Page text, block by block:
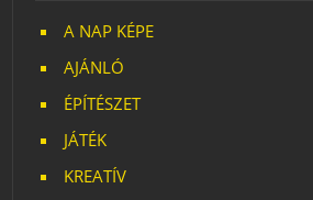
A NAP KÉPE
AJÁNLÓ
ÉPÍTÉSZET
JÁTÉK
KREATÍV